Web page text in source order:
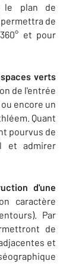
le plan de
de
et pour
verts
de l'entrée
encore un
Quant
pourvus de
et admirer
d'une
caractère
Par
de
et